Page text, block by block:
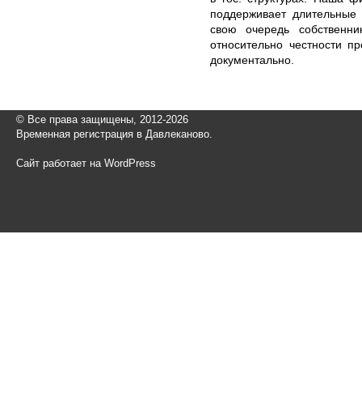
поддерживает
свою очередь
относительно честности
документально.
© Все права защищены, 2012-2026
Временная регистрация в Давлеканово.
Сайт работает на WordPress